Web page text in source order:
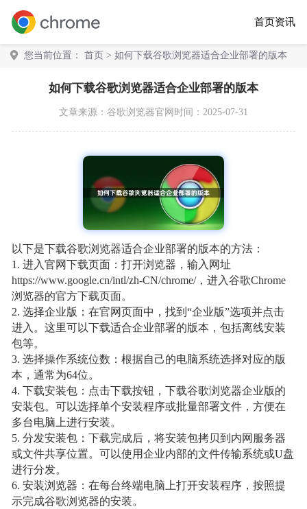
首页资讯
您当前位置： 首页 > 如何下载谷歌浏览器适合企业部署的版本
如何下载谷歌浏览器适合企业部署的版本
文章来源： 谷歌浏览器官网 时间：2025-07-31
以下是下载谷歌浏览器适合企业部署的版本的方法：
1. 进入官网下载页面：打开浏览器，输入网址
https://www.google.cn/intl/zh-CN/chrome/，进入谷歌Chrome
浏览器的官方下载页面。
2. 选择企业版：在官网页面中，找到“企业版”选项并点击
进入。这里可以下载适合企业部署的版本，包括离线安装
包等。
3. 选择操作系统位数：根据自己的电脑系统选择对应的版
本，通常为64位。
4. 下载安装包：点击下载按钮，下载谷歌浏览器企业版的
安装包。可以选择单个安装程序或批量部署文件，方便在
多台电脑上进行安装。
5. 分发安装包：下载完成后，将安装包拷贝到内网服务器
或文件共享位置。可以使用企业内部的文件传输系统或U盘
进行分发。
6. 安装浏览器：在每台终端电脑上打开安装程序，按照提
示完成谷歌浏览器的安装。